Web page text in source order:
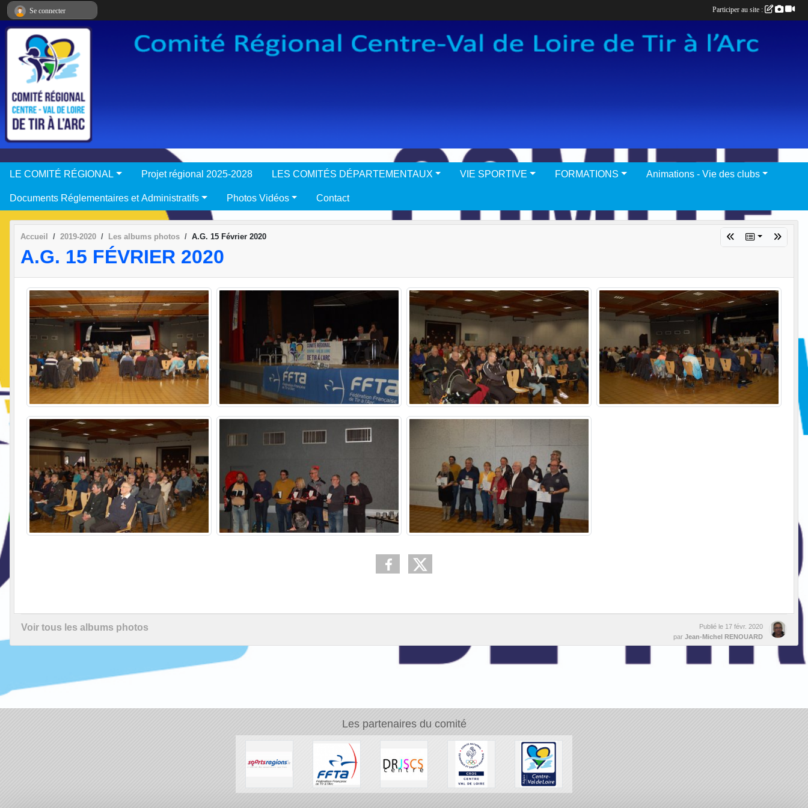
LE COMITÉ RÉGIONAL Projet régional 2025-2028 LES COMITÉS DÉPARTEMENTAUX VIE SPORTIVE FORMATIONS Animations - Vie des clubs
Documents Réglementaires et Administratifs Photos Vidéos Contact
Accueil 2019-2020 Les albums photos A.G. 15 Février 2020
A.G. 15 FÉVRIER 2020
Voir tous les albums photos Publié le 17 févr. 2020
par Jean-Michel RENOUARD
Les partenaires du comité
Se connecter Participer au site :
Panneau de gestion des cookies